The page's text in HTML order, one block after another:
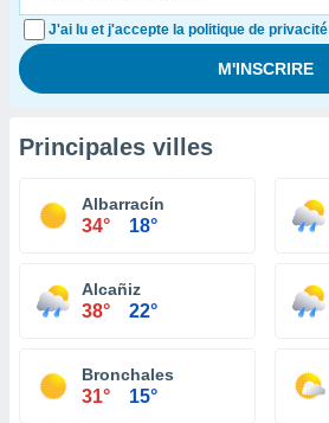
J'ai lu et j'accepte la politique de privacité
Principales villes
Albarracín
34° 18°
Alcañiz
38° 22°
Bronchales
31° 15°